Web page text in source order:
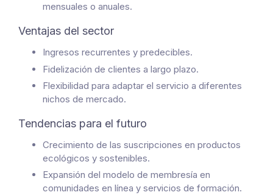
mensuales o anuales.
Ventajas del sector
Ingresos recurrentes y predecibles.
Fidelización de clientes a largo plazo.
Flexibilidad para adaptar el servicio a diferentes
nichos de mercado.
Tendencias para el futuro
Crecimiento de las suscripciones en productos
ecológicos y sostenibles.
Expansión del modelo de membresía en
comunidades en línea y servicios de formación.